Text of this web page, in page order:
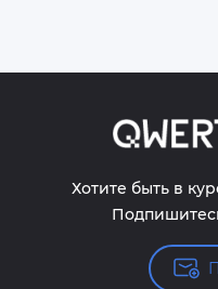
Хотите быть в